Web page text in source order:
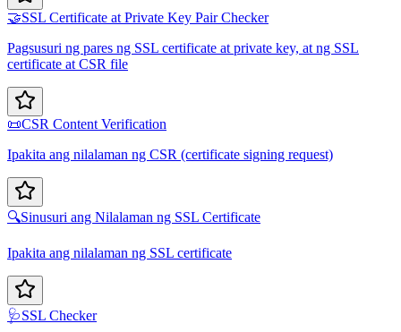
🤝SSL Certificate at Private Key Pair Checker
Pagsusuri ng pares ng SSL certificate at private key, at ng SSL
certificate at CSR file
📜CSR Content Verification
Ipakita ang nilalaman ng CSR (certificate signing request)
🔍Sinusuri ang Nilalaman ng SSL Certificate
Ipakita ang nilalaman ng SSL certificate
🩺SSL Checker